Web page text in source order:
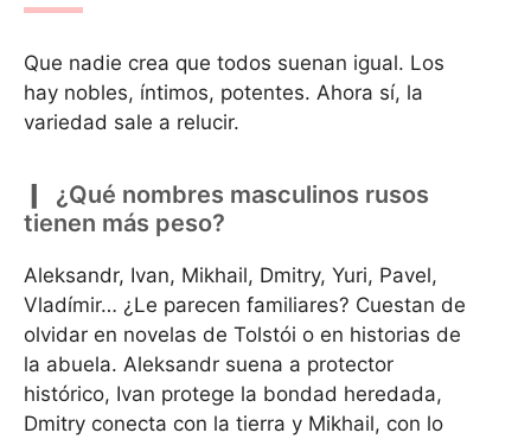
Que nadie crea que todos suenan igual. Los
hay nobles, íntimos, potentes. Ahora sí, la
variedad sale a relucir.
¿Qué nombres masculinos rusos
tienen más peso?
Aleksandr, Ivan, Mikhail, Dmitry, Yuri, Pavel,
Vladímir… ¿Le parecen familiares? Cuestan de
olvidar en novelas de Tolstói o en historias de
la abuela. Aleksandr suena a protector
histórico, Ivan protege la bondad heredada,
Dmitry conecta con la tierra y Mikhail, con lo